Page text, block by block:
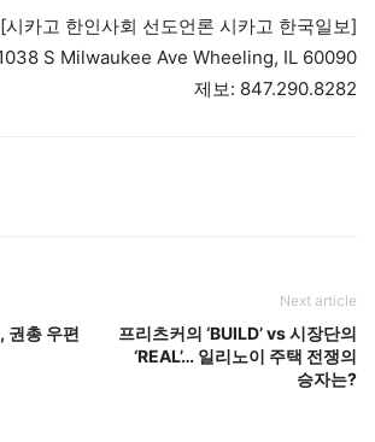
[시카고 한인사회 선도언론 시카고 한국일보]
S Milwaukee Ave Wheeling, IL 60090
제보: 847.290.8282
권총 우편
Next article
프리츠커의 ‘BUILD’ vs 시장단의
‘REAL’… 일리노이 주택 전쟁의
승자는?